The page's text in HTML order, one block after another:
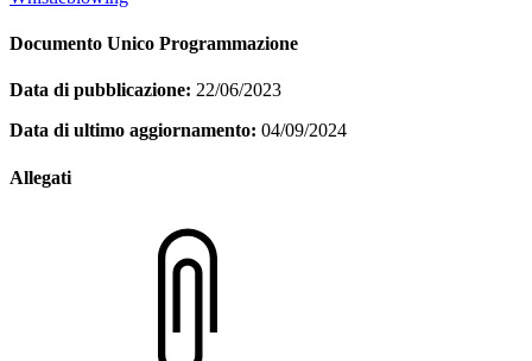
Documento Unico Programmazione
Data di pubblicazione: 22/06/2023
Data di ultimo aggiornamento: 04/09/2024
Allegati